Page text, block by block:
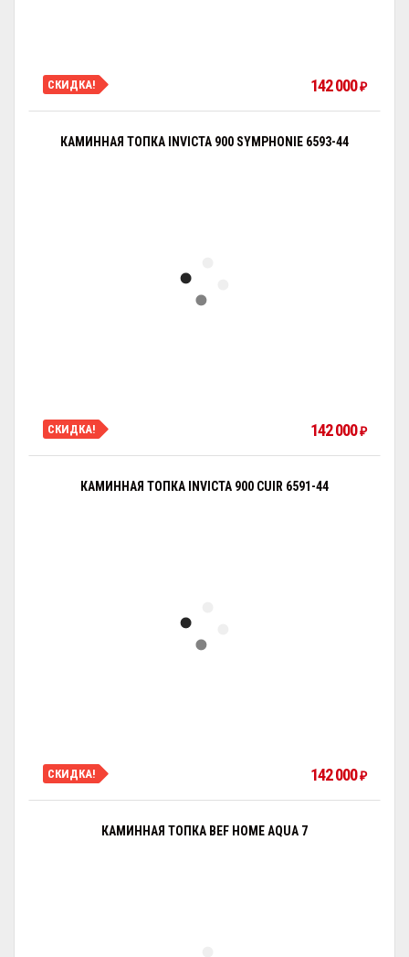
СКИДКА! 142 000₽
КАМИННАЯ ТОПКА INVICTA 900 SYMPHONIE 6593-44
СКИДКА! 142 000₽
КАМИННАЯ ТОПКА INVICTA 900 CUIR 6591-44
СКИДКА! 142 000₽
КАМИННАЯ ТОПКА BEF HOME AQUA 7